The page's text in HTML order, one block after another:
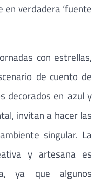
en verdadera ‘fuente
con estrellas,
de cuento de
decorados en azul y
invitan a hacer las
singular. La
y artesana es
ya que algunos